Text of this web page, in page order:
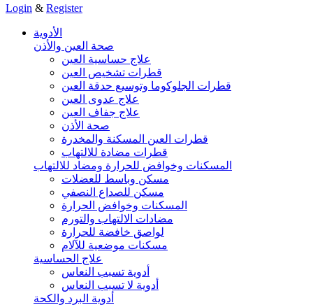
Login & Register
الأدوية
صحة العين والأذن
علاج حساسية العين
قطرات تشخيص العين
قطرات الجلوكوما وتوسيع حدقة العين
علاج عدوى العين
علاج جفاف العين
صحة الأذن
قطرات العين المسكنة والمخدرة
قطرات مضادة للالتهاب
المسكنات وخوافض للحرارة ومضاد للالتهاب
مسكن وباسط للعضلات
مسكن للصداع النصفي
المسكنات وخوافض الحرارة
مضادات الالتهاب والتورم
لواصق خافضة للحرارة
مسكنات موضعية للآلام
علاج الحساسية
أدوية تسبب النعاس
أدوية لا تسبب النعاس
أدوية البرد والكحة